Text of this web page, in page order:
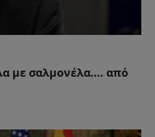
με σαλμονέλα…. από